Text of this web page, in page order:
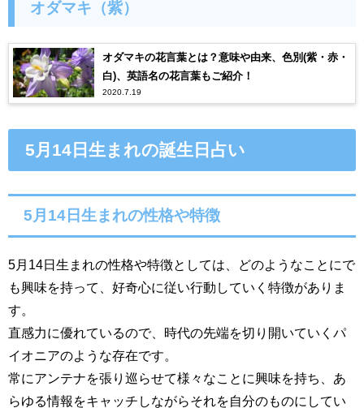
オダマキ（紫）
オダマキの花言葉とは？意味や由来、色別(紫・赤・
白)、英語名の花言葉もご紹介！
2020.7.19
5月14日生まれの誕生日占い
5月14日生まれの性格や特徴
5月14日生まれの性格や特徴としては、どのようなことにで
も興味を持って、好奇心に従い行動していく特徴がありま
す。
直感力に優れているので、時代の先端を切り開いていくパ
イオニアのような存在です。
常にアンテナを張り巡らせて様々なことに興味を持ち、あ
らゆる情報をキャッチしながらそれを自分のものにしてい